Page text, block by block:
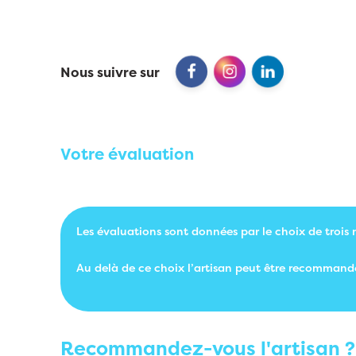
Nous suivre sur
Votre évaluation
Les évaluations sont données par le choix de trois
Au delà de ce choix l’artisan peut être
Recommandez-vous l'artisan ?